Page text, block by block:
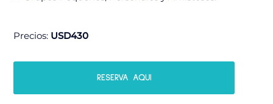
Precios: USD430
RESERVA AQUI